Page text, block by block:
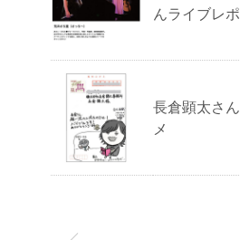
んライブレ
長倉顕太さ
メ